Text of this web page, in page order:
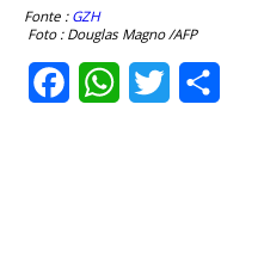
Fonte :GZH
Foto : Douglas Magno /AFP
FacebookWhatsApp
Twitter